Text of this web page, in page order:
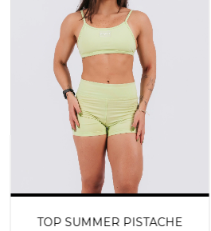
TOP SUMMER PISTACHE